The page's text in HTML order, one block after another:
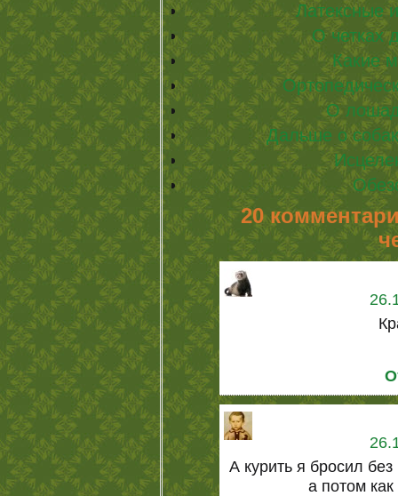
Латексные
О четках
Какие
О
Дальше о
20
А курить я бросил
а потом